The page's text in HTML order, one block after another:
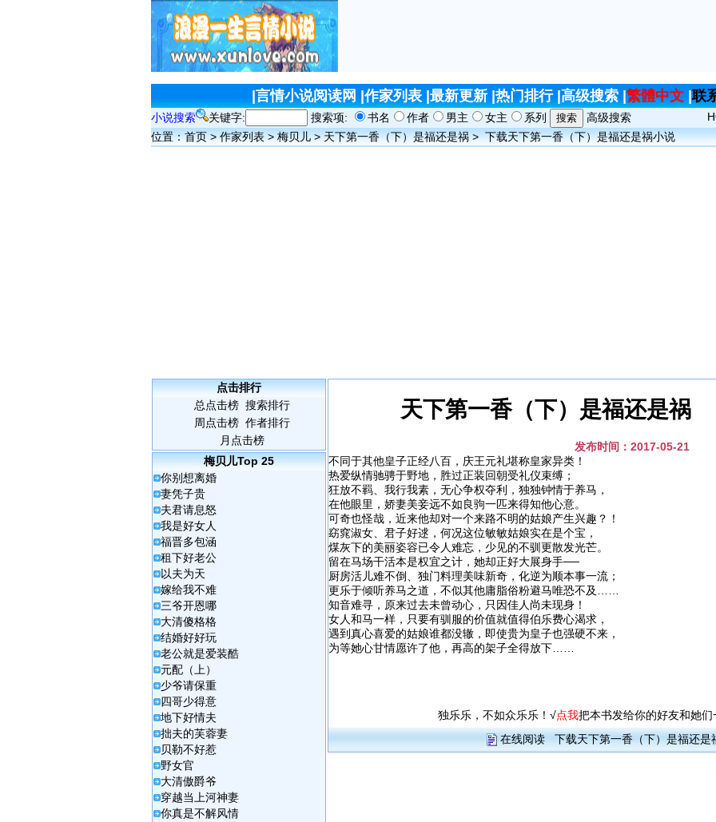
言情小说阅读网 |作家列表| 最新更新| 热门排行| 高级搜索| 繁體中文| 联
小说搜索 关键字: 搜索项: 书名 作者 男主 女主 系列 高级搜索
位置：首页>作家列表>梅贝儿>天下第一香（下）是福还是祸>下载天下第一香（下）是福还是祸小说
点击排行
总点击榜 搜索排行
周点击榜 作者排行
月点击榜
梅贝儿Top 25
你别想离婚
妻凭子贵
夫君请息怒
我是好女人
福晋多包涵
租下好老公
以夫为天
嫁给我不难
三爷开恩哪
大清傻格格
结婚好好玩
老公就是爱装酷
元配（上）
少爷请保重
四哥少得意
地下好情夫
拙夫的芙蓉妻
贝勒不好惹
野女官
大清傲爵爷
穿越当上河神妻
你真是不解风情
天下第一香（下）是福还是祸
发布时间：2017-05-21
不同于其他皇子正经八百，庆王元礼堪称皇家异类！
热爱纵情驰骋于野地，胜过正装回朝受礼仪束缚；
狂放不羁、我行我素，无心争权夺利，独独钟情于养马，
在他眼里，娇妻美妾远不如良驹一匹来得知他心意。
可奇也怪哉，近来他却对一个来路不明的姑娘产生兴趣？！
窈窕淑女、君子好逑，何况这位敏敏姑娘实在是个宝，
煤灰下的美丽姿容已令人难忘，少见的不驯更散发光芒。
留在马场干活本是权宜之计，她却正好大展身手──
厨房活儿难不倒、独门料理美味新奇，化逆为顺本事一流；
更乐于倾听养马之道，不似其他庸脂俗粉避马唯恐不及……
知音难寻，原来过去未曾动心，只因佳人尚未现身！
女人和马一样，只要有驯服的价值就值得伯乐费心渴求，
遇到真心喜爱的姑娘谁都没辙，即使贵为皇子也强硬不来，
为等她心甘情愿许了他，再高的架子全得放下……
独乐乐，不如众乐乐！√点我把本书发给你的好友和她
在线阅读
下载天下第一香（下）是福还是